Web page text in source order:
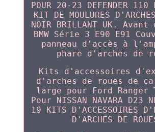
POUR 20-23 DEFENDER 110
KIT DE MOULURES
NOIR BRILLANT UK.
BMW Série 3 E90 E91
panneau d'accès à
phare d'arches de
Kits d'accessoires
d'arches de roues de
large pour Ford Ranger
Pour NISSAN NAVARA D23
19 KITS D'ACCESSOIRES
D'ARCHES DE